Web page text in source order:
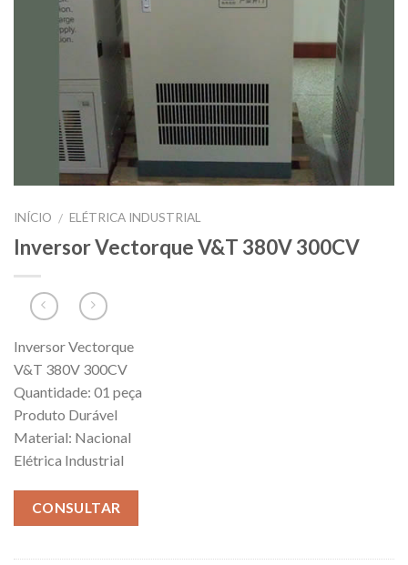
INÍCIO / ELÉTRICA INDUSTRIAL
Inversor Vectorque V&T 380V 300CV
Inversor Vectorque
V&T 380V 300CV
Quantidade: 01 peça
Produto Durável
Material: Nacional
Elétrica Industrial
CONSULTAR